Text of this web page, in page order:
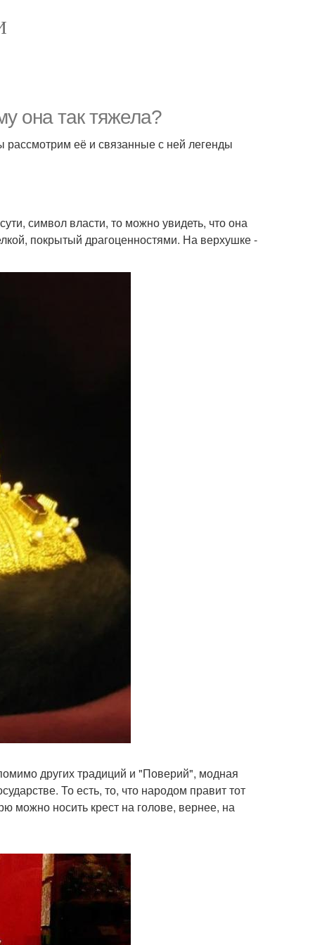
она так тяжела?
её и связанные с ней легенды
символ власти, то можно увидеть, что она
покрытый драгоценностями. На верхушке -
других традиций и "Поверий", модная
То есть, то, что народом правит тот
можно носить крест на голове, вернее, на